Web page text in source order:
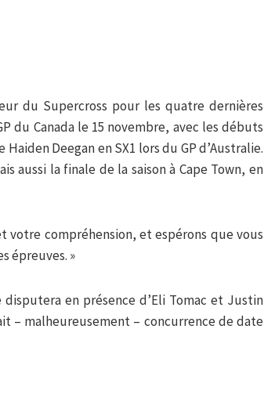
du Supercross pour les quatre dernières
du Canada le 15 novembre, avec les débuts
Deegan en SX1 lors du GP d’Australie.
aussi la finale de la saison à Cape Town, en
votre compréhension, et espérons que vous
épreuves. »
disputera en présence d’Eli Tomac et Justin
– malheureusement – concurrence de date